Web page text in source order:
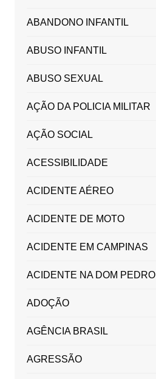
ABANDONO INFANTIL
ABUSO INFANTIL
ABUSO SEXUAL
AÇÃO DA POLICIA MILITAR
AÇÃO SOCIAL
ACESSIBILIDADE
ACIDENTE AÉREO
ACIDENTE DE MOTO
ACIDENTE EM CAMPINAS
ACIDENTE NA DOM PEDRO
ADOÇÃO
AGÊNCIA BRASIL
AGRESSÃO